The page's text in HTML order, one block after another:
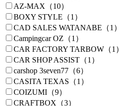
AZ-MAX（10）
BOXY STYLE（1）
CAD SALES WATANABE（1）
Campingcar OZ（1）
CAR FACTORY TARBOW（1）
CAR SHOP ASSIST（1）
carshop 3seven77（6）
CASITA TEXAS（1）
COIZUMI（9）
CRAFTBOX（3）